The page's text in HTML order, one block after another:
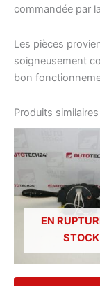
commandée par
Les pièces
soigneusement
bon
Produits similaires
EN
STOCK